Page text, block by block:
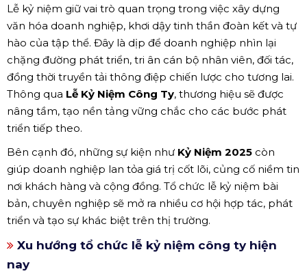
Lễ kỷ niệm giữ vai trò quan trọng trong việc xây dựng
văn hóa doanh nghiệp, khơi dậy tinh thần đoàn kết và tự
hào của tập thể. Đây là dịp để doanh nghiệp nhìn lại
chặng đường phát triển, tri ân cán bộ nhân viên, đối tác,
đồng thời truyền tải thông điệp chiến lược cho tương lai.
Thông qua Lễ Kỷ Niệm Công Ty, thương hiệu sẽ được
nâng tầm, tạo nền tảng vững chắc cho các bước phát
triển tiếp theo.
Bên cạnh đó, những sự kiện như Kỷ Niệm 2025 còn
giúp doanh nghiệp lan tỏa giá trị cốt lõi, củng cố niềm tin
nơi khách hàng và cộng đồng. Tổ chức lễ kỷ niệm bài
bản, chuyên nghiệp sẽ mở ra nhiều cơ hội hợp tác, phát
triển và tạo sự khác biệt trên thị trường.
Xu hướng tổ chức lễ kỷ niệm công ty hiện
nay